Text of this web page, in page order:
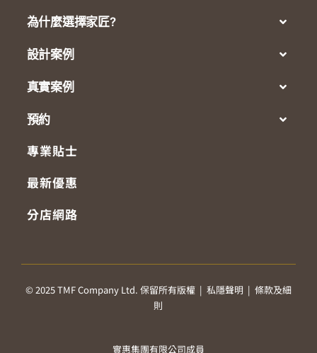
為什麼選擇家匠?
設計案例
真實案例
預約
專業貼士
最新優惠
分店網路
© 2025 TMF Company Ltd. 保留所有版權 |私隱聲明 |條款及細
則
實惠集團有限公司成員